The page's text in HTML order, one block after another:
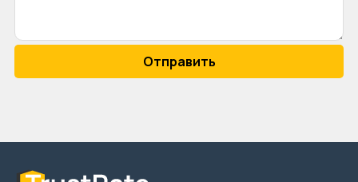
Отправить